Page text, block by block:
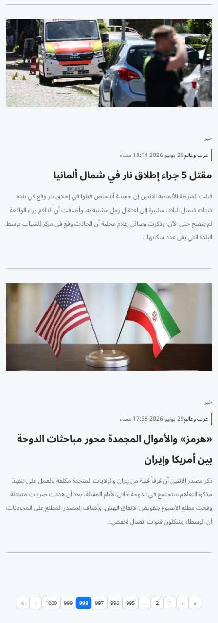
خبر
عرب وعالم29 يونيو 2026 18:14 مساء
مقتل 5 جراء إطلاق نار في شمال ألمانيا
قالت ‌الشرطة الألمانية الاثنين ​إن ⁠خمسة أشخاص ‌قتلوا في ‌إطلاق نار وقع في بلدة
‌شتاده شمال البلاد، مشيرة ⁠إلى اعتقال رجل مشتبه به. وأضافت أن الدافع وراء الواقعة
لم يتضح حتى ​الآن. وذكرت وسائل إعلام ‌محلية أن الحادث وقع في مركز ⁠للشباب بوسط
البلدة التي يقل عدد سكانها...
خبر
عرب وعالم29 يونيو 2026 17:58 مساء
«هرمز» والأموال المجمدة محور مباحثات الدوحة
بين أمريكا وإيران
ذكر مصدر الاثنين أن فرقاً فنية من إيران والولايات المتحدة مكلفة بالعمل على تنفيذ
مذكرة التفاهم ستجتمع في ‌الدوحة خلال الأيام المقبلة، بعد أن هددت ضربات متبادلة
وقعت مطلع الأسبوع بتقويض الاتفاق الهش. وأضاف المصدر المطلع على المحادثات
أن الوسطاء يشكلون قنوات اتصال لخفض...
«
‹
1
2
...
995
996
997
998
999
1000
›
»